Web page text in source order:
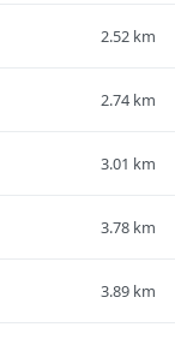
2.52 km
2.74 km
3.01 km
3.78 km
3.89 km